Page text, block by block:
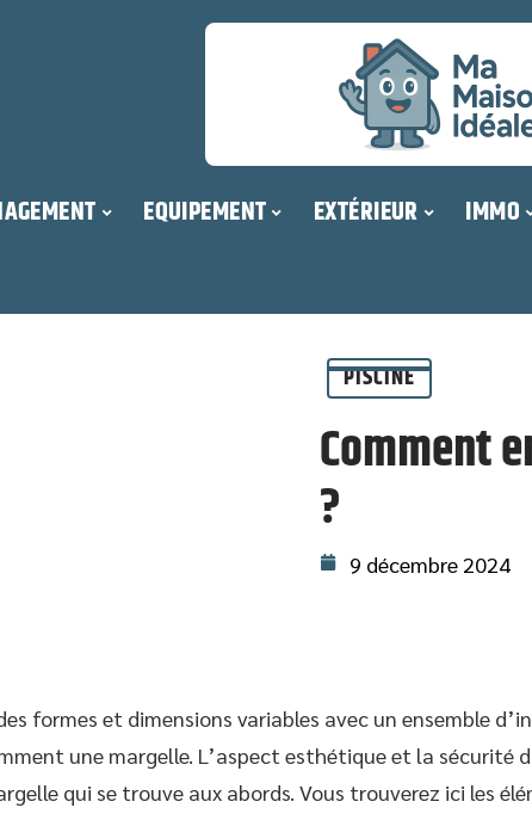
EQUIPEMENT EXTÉRIEUR IMMO
PISCINE
Comment
?
9 décembre 2024
formes et dimensions variables avec un ensemble
une margelle. L’aspect esthétique et la sécurité
qui se trouve aux abords. Vous trouverez ici les